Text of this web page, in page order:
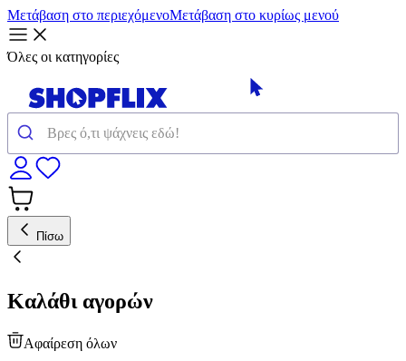
Μετάβαση στο περιεχόμενοΜετάβαση στο κυρίως μενού
Όλες οι κατηγορίες
Πίσω
Καλάθι αγορών
Αφαίρεση όλων